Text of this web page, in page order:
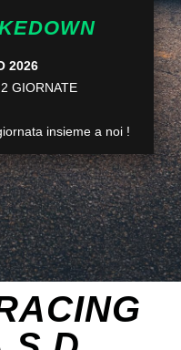
2026
GIORNATE
insieme a noi !